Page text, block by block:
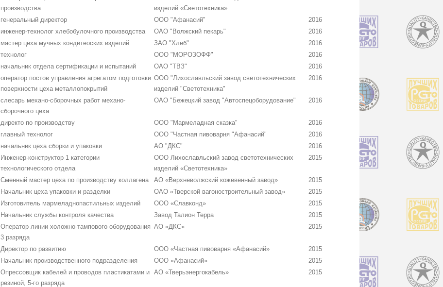
производства
изделий «Светотехника»
генеральный директор ООО "Афанасий"
2016
инженер-технолог хлебобулочного производства ОАО "Волжский пекарь"
2016
мастер цеха мучных кондитеоских изделий ЗАО "Хлеб"
2016
технолог ООО "МОРОЗОФФ"
2016
начальник отдела сертификации и испытаний ОАО "ТВЗ"
2016
оператор постов управления агрегатом подготовки
поверхности цеха металлопокрытий
ООО "Лихославльский завод светотехнических
изделий "Светотехника"
2016
слесарь механо-сборочных работ механо-
сборочного цеха
ОАО "Бежецкий завод "Автоспецоборудование" 2016
директо по производству ООО "Мармеладная сказка"
2016
главный технолог ООО "Частная пивоварня "Афанасий"
2016
начальник цеха сборки и упаковки АО "ДКС"
2016
Инженер-конструктор 1 категории
технологического отдела
ООО Лихославльский завод светотехнических
изделий «Светотехника»
2015
Сменный мастер цеха по производству коллагена АО «Верхневолжский кожевенный завод»
2015
Начальник цеха упаковки и разделки ОАО «Тверской вагоностроительный завод»
2015
Изготовитель мармеладнопастильных изделий ООО «Славконд»
2015
Начальник службы контроля качества Завод Талион Терра
2015
Оператор линии холожно-тампового оборудования
3 разряда
АО «ДКС» 2015
Директор по развитию ООО «Частная пивоварня «Афанасий»
2015
Начальник производственного подразделения ООО «Афанасий»
2015
Опрессовщик кабелей и проводов пластикатами и
резиной, 5-го разряда
АО «Тверьэнергокабель» 2015